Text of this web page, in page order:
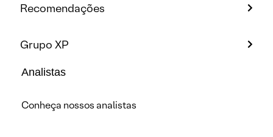
Recomendações
Grupo XP
Analistas
Conheça nossos analistas